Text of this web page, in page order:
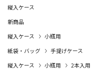
縦入ケース
新商品
縦入ケース
小瓶用
紙袋・バッグ
手提げケース
縦入ケース
小瓶用 2本入用